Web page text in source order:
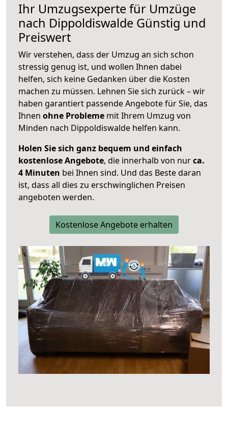
Ihr Umzugsexperte für Umzüge
nach Dippoldiswalde Günstig und
Preiswert
Wir verstehen, dass der Umzug an sich schon
stressig genug ist, und wollen Ihnen dabei
helfen, sich keine Gedanken über die Kosten
machen zu müssen. Lehnen Sie sich zurück – wir
haben garantiert passende Angebote für Sie, das
Ihnen ohne Probleme mit Ihrem Umzug von
Minden nach Dippoldiswalde helfen kann.
Holen Sie sich ganz bequem und einfach
kostenlose Angebote, die innerhalb von nurca.
4 Minuten bei Ihnen sind. Und das Beste daran
ist, dass all dies zu erschwinglichen Preisen
angeboten werden.
Kostenlose Angebote erhalten